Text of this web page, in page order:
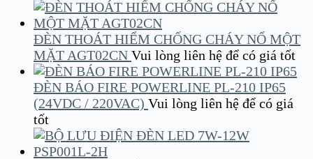
ĐÈN THOÁT HIỂM CHỐNG CHÁY NỔ MỘT
MẶT AGT02CN Vui lòng liên hệ để có giá tốt
ĐÈN BÁO FIRE POWERLINE PL-210 IP65
(24VDC / 220VAC) Vui lòng liên hệ để có giá
tốt